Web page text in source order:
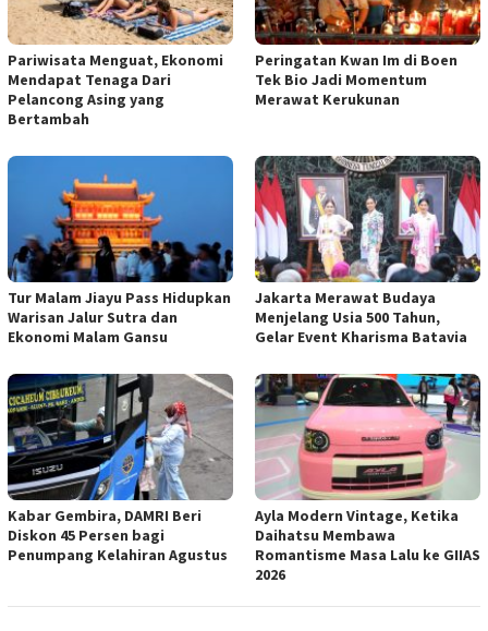
Pariwisata Menguat, Ekonomi
Mendapat Tenaga Dari
Pelancong Asing yang
Bertambah
Peringatan Kwan Im di Boen
Tek Bio Jadi Momentum
Merawat Kerukunan
Tur Malam Jiayu Pass Hidupkan
Warisan Jalur Sutra dan
Ekonomi Malam Gansu
Jakarta Merawat Budaya
Menjelang Usia 500 Tahun,
Gelar Event Kharisma Batavia
Kabar Gembira, DAMRI Beri
Diskon 45 Persen bagi
Penumpang Kelahiran Agustus
Ayla Modern Vintage, Ketika
Daihatsu Membawa
Romantisme Masa Lalu ke GIIAS
2026